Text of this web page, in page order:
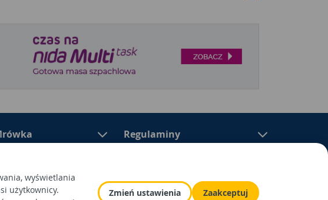
wyświetlania
użytkownicy.
Zmień ustawienia Zaakceptuj
Regulaminy
sieć sklepów samoobsługowych sektora „dom i ogród”. W